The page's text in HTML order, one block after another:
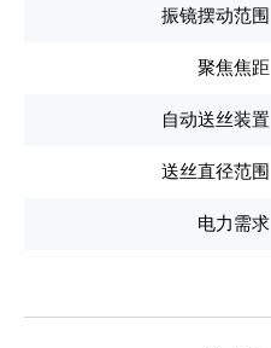
振镜摆动范围
聚焦焦距
自动送丝装置
送丝直径范围
电力需求